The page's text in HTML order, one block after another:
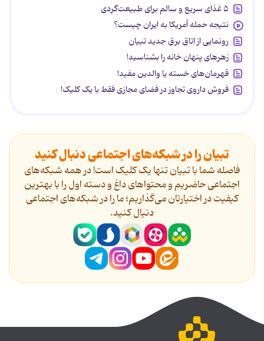
۵ غذای سریع و سالم برای طبیعت‌گردی
نتیجه حمله آمریکا به ایران چیست؟
رونمایی از اتاق برق جدید تبیان
زهرهای پنهان خانه را بشناسید!
قهرمان‌های خسته یا والدین مفید!
فروش داروی تجاوز در فضای مجازی فقط با یک کلیک!
تبیان را در شبکه‌های اجتماعی دنبال کنید
فاصله شما با تبیان تنها یک کلیک است! در همه شبکه‌های
اجتماعی حاضریم و محتواهای داغ و دسته اول را با بهترین
کیفیت در اختیارتان می‌گذاریم؛ ما را در شبکه‌های اجتماعی
دنیال کنید.